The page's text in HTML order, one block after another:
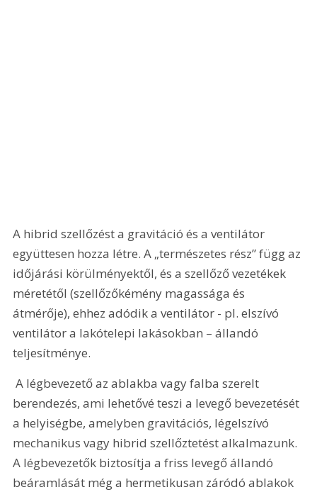
A hibrid szellőzést a gravitáció és a ventilátor
együttesen hozza létre. A „természetes rész” függ az
időjárási körülményektől, és a szellőző vezetékek
méretétől (szellőzőkémény magassága és
átmérője), ehhez adódik a ventilátor - pl. elszívó
ventilátor a lakótelepi lakásokban – állandó
teljesítménye.
A légbevezető az ablakba vagy falba szerelt
berendezés, ami lehetővé teszi a levegő bevezetését
a helyiségbe, amelyben gravitációs, légelszívó
mechanikus vagy hibrid szellőztetést alkalmazunk.
A légbevezetők biztosítja a friss levegő állandó
beáramlását még a hermetikusan záródó ablakok